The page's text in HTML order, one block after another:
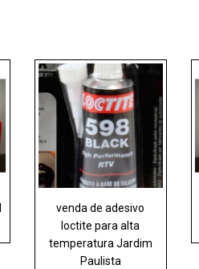
venda de adesivo
loctite para alta
temperatura Jardim
Paulista